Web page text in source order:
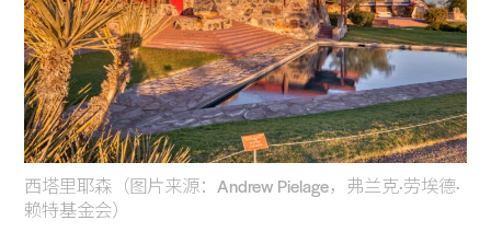
西塔里耶森（图片来源：Andrew Pielage，弗兰克·劳埃德·
赖特基金会）